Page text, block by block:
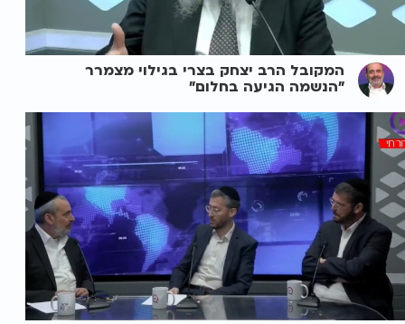
המקובל הרב יצחק בצרי בגילוי מצמרר
"הנשמה הגיעה בחלום"